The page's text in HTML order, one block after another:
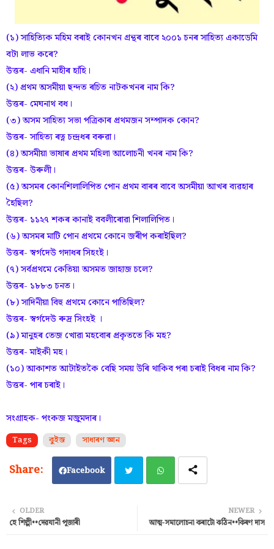
(১) সাহিত্যিক মহিম বৰাই কোনখন গ্ৰন্থৰ বাবে ২০০১ চনৰ সাহিত্য একাডেমি
বটা লাভ কৰে?
উত্তৰ- এধানি মাহীৰ হাঁ‌হি।
(২) প্ৰথম অসমীয়া ছন্দত ৰচিত নাটকখনৰ নাম কি?
উত্তৰ- মেঘনাথ বধ।
(৩) অসম সাহিত্য সভা পত্ৰিকাৰ প্ৰথমজন সম্পাদক কোন?
উত্তৰ- সাহিত্য ৰত্ন চন্দ্ৰধৰ বৰুৱা।
(৪) অসমীয়া ভাষাৰ প্ৰথম মহিলা আলোচনী খনৰ নাম কি?
উত্তৰ- উৰুলী।
(৫) অসমৰ কোনশিলালিপিত পোন প্ৰথম বাৰৰ বাবে অসমীয়া আখৰ ব্যৱহাৰ
হৈছিল?
উত্তৰ- ১১২৭ শকৰ কানাই ববলীৰোৱা শিলালিপিত।
(৬) অসমৰ মাটি পোন প্ৰথমে কোনে জৰীপ কৰাইছিল?
উত্তৰ- স্বৰ্গদেউ গদাধৰ সিহংই।
(৭) সৰ্বপ্ৰথমে কেতিয়া অসমত জাহাজ চলে?
উত্তৰ- ১৮৮৩ চনত।
(৮) সাদিনীয়া বিহু প্ৰথমে কোনে পাতিছিল?
উত্তৰ- স্বৰ্গদেউ ৰুদ্ৰ সিংহই ।
(৯) মানুহৰ তেজ খোৱা মহবোৰ প্ৰকৃততে কি মহ?
উত্তৰ- মাইকী মহ।
(১০) আকাশত আটাইতকৈ বেছি সময় উৰি থাকিব পৰা চৰাই বিধৰ নাম কি?
উত্তৰ- পাৰ চৰাই।
সংগ্ৰাহক- পংকজ মজুমদাৰ।
Tags কুইজ সাধাৰণ জ্ঞান
Facebook
ats
NEWER
আত্ম-সমালোচনা কৰাটো কঠিন••কিৰণ দাস
OLDER
হে শিল্পী••দেৱযানী পূজাৰী